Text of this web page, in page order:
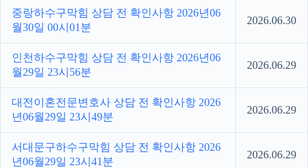
중랑하수구막힘 상담 전 확인사항 2026년06
월30일 00시01분
2026.06.30
인천하수구막힘 상담 전 확인사항 2026년06
월29일 23시56분
2026.06.29
대전이혼전문변호사 상담 전 확인사항 2026
년06월29일 23시49분
2026.06.29
서대문구하수구막힘 상담 전 확인사항 2026
년06월29일 23시41분
2026.06.29